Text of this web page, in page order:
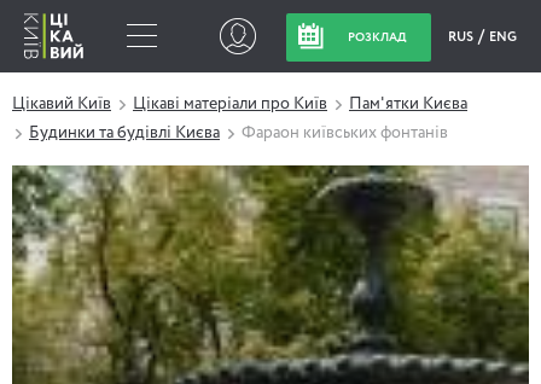
РОЗКЛАД RUS ENG
Цікавий Київ Цікаві матеріали про Київ
Пам'ятки Києва
Будинки та будівлі Києва
Фараон київських фонтанів